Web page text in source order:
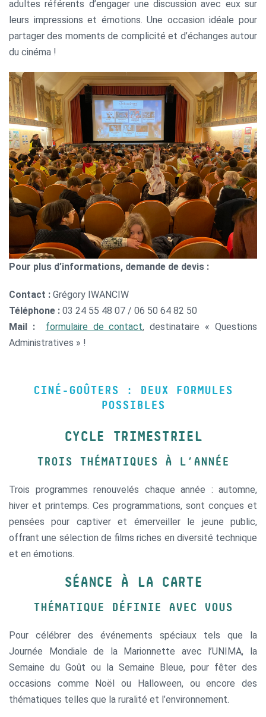
adultes référents d’engager une discussion avec eux sur
leurs impressions et émotions. Une occasion idéale pour
partager des moments de complicité et d’échanges autour
du cinéma !
Pour plus d’informations, demande de devis :
Contact : Grégory IWANCIW
Téléphone : 03 24 55 48 07 / 06 50 64 82 50
Mail :
formulaire de contact, destinataire « Questions
Administratives » !
CINÉ-GOÛTERS : DEUX FORMULES
POSSIBLES
CYCLE TRIMESTRIEL
TROIS THÉMATIQUES À L’ANNÉE
Trois programmes renouvelés chaque année : automne,
hiver et printemps. Ces programmations, sont conçues et
pensées pour captiver et émerveiller le jeune public,
offrant une sélection de films riches en diversité technique
et en émotions.
SÉANCE À LA CARTE
THÉMATIQUE DÉFINIE AVEC VOUS
Pour célébrer des événements spéciaux tels que la
Journée Mondiale de la Marionnette avec l’UNIMA, la
Semaine du Goût ou la Semaine Bleue, pour fêter des
occasions comme Noël ou Halloween, ou encore des
thématiques telles que la ruralité et l’environnement.